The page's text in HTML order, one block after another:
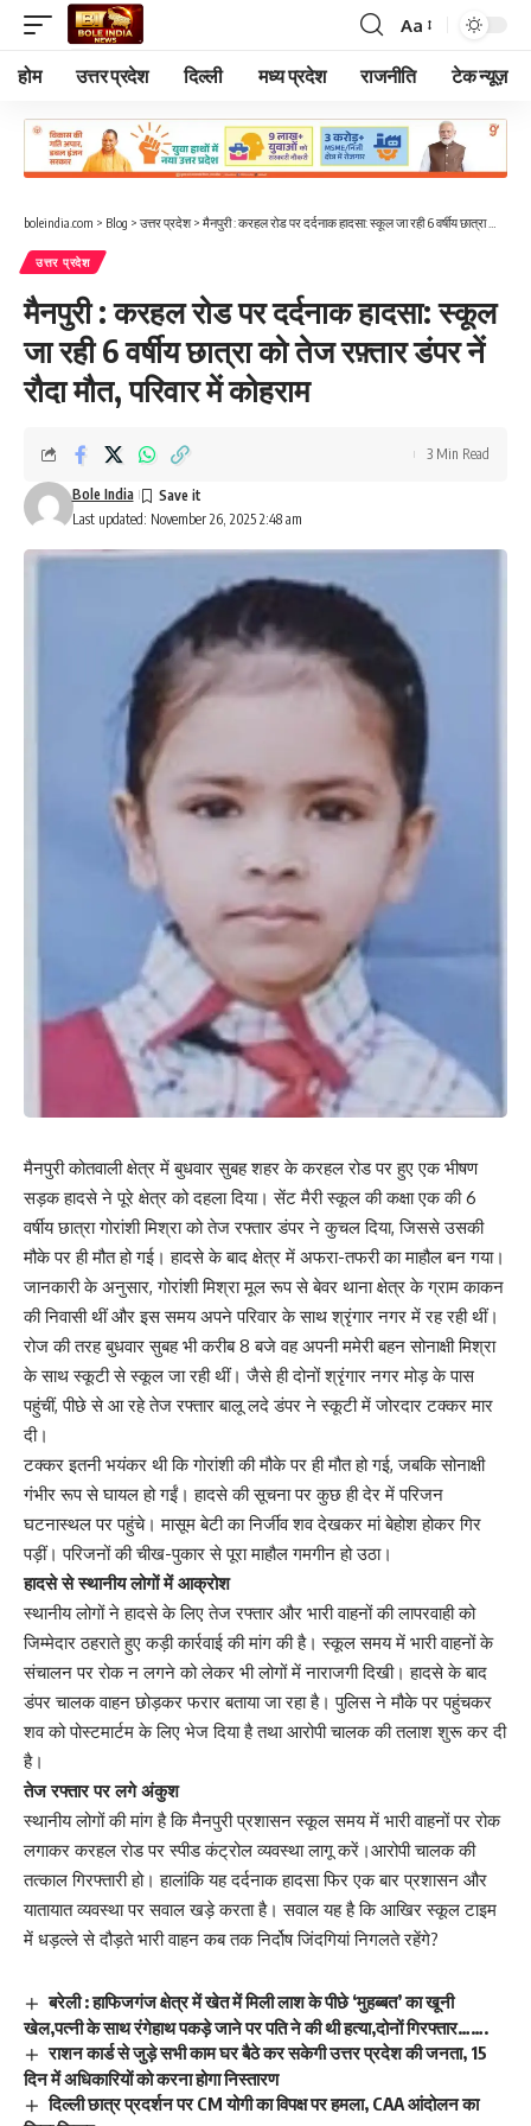
Font
Resizer
Aa
होम उत्तर प्रदेश दिल्ली मध्य प्रदेश राजनीति टेक न्यूज़
boleindia.com > Blog > उत्तर प्रदेश> मैनपुरी : करहल रोड पर दर्दनाक हादसा: स्कूल जा रही 6 वर्षीय छात्रा को तेज रफ़्तार डंपर नें रौदा मौत, परिवार में कोहराम
उत्तर प्रदेश
मैनपुरी : करहल रोड पर दर्दनाक हादसा: स्कूल
जा रही 6 वर्षीय छात्रा को तेज रफ़्तार डंपर नें
रौदा मौत, परिवार में कोहराम
Last updated: November 26, 2025 2:48 am
Bole India
3 Min Read
मैनपुरी कोतवाली क्षेत्र में बुधवार सुबह शहर के करहल रोड पर हुए एक भीषण
सड़क हादसे ने पूरे क्षेत्र को दहला दिया। सेंट मैरी स्कूल की कक्षा एक की 6
वर्षीय छात्रा गोरांशी मिश्रा को तेज रफ्तार डंपर ने कुचल दिया, जिससे उसकी
मौके पर ही मौत हो गई। हादसे के बाद क्षेत्र में अफरा-तफरी का माहौल बन गया।
जानकारी के अनुसार, गोरांशी मिश्रा मूल रूप से बेवर थाना क्षेत्र के ग्राम काकन
की निवासी थीं और इस समय अपने परिवार के साथ श्रृंगार नगर में रह रही थीं।
रोज की तरह बुधवार सुबह भी करीब 8 बजे वह अपनी ममेरी बहन सोनाक्षी मिश्रा
के साथ स्कूटी से स्कूल जा रही थीं। जैसे ही दोनों श्रृंगार नगर मोड़ के पास
पहुंचीं, पीछे से आ रहे तेज रफ्तार बालू लदे डंपर ने स्कूटी में जोरदार टक्कर मार
दी।
टक्कर इतनी भयंकर थी कि गोरांशी की मौके पर ही मौत हो गई, जबकि सोनाक्षी
गंभीर रूप से घायल हो गईं। हादसे की सूचना पर कुछ ही देर में परिजन
घटनास्थल पर पहुंचे। मासूम बेटी का निर्जीव शव देखकर मां बेहोश होकर गिर
पड़ीं। परिजनों की चीख-पुकार से पूरा माहौल गमगीन हो उठा।
हादसे से स्थानीय लोगों में आक्रोश
स्थानीय लोगों ने हादसे के लिए तेज रफ्तार और भारी वाहनों की लापरवाही को
जिम्मेदार ठहराते हुए कड़ी कार्रवाई की मांग की है। स्कूल समय में भारी वाहनों के
संचालन पर रोक न लगने को लेकर भी लोगों में नाराजगी दिखी। हादसे के बाद
डंपर चालक वाहन छोड़कर फरार बताया जा रहा है। पुलिस ने मौके पर पहुंचकर
शव को पोस्टमार्टम के लिए भेज दिया है तथा आरोपी चालक की तलाश शुरू कर दी
है।
तेज रफ्तार पर लगे अंकुश
स्थानीय लोगों की मांग है कि मैनपुरी प्रशासन स्कूल समय में भारी वाहनों पर रोक
लगाकर करहल रोड पर स्पीड कंट्रोल व्यवस्था लागू करें।आरोपी चालक की
तत्काल गिरफ्तारी हो। हालांकि यह दर्दनाक हादसा फिर एक बार प्रशासन और
यातायात व्यवस्था पर सवाल खड़े करता है। सवाल यह है कि आखिर स्कूल टाइम
में धड़ल्ले से दौड़ते भारी वाहन कब तक निर्दोष जिंदगियां निगलते रहेंगे?
बरेली : हाफिजगंज क्षेत्र में खेत में मिली लाश के पीछे ‘मुहब्बत’ का खूनी
खेल,पत्नी के साथ रंगेहाथ पकड़े जाने पर पति ने की थी हत्या,दोनों गिरफ्तार…….
राशन कार्ड से जुड़े सभी काम घर बैठे कर सकेगी उत्तर प्रदेश की जनता, 15
दिन में अधिकारियों को करना होगा निस्तारण
दिल्ली छात्र प्रदर्शन पर CM योगी का विपक्ष पर हमला, CAA आंदोलन का